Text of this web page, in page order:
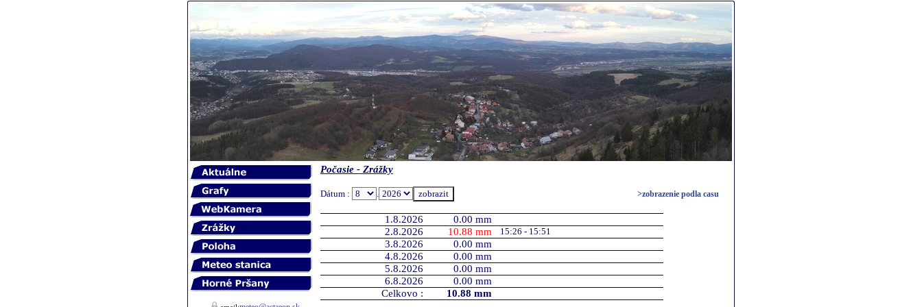
Počasie - Zrážky
Dátum : . >zobrazenie podla casu
1.8.2026
0.00 mm
2.8.2026
10.88 mm 15:26 - 15:51
3.8.2026
0.00 mm
4.8.2026
0.00 mm
5.8.2026
0.00 mm
6.8.2026
0.00 mm
Celkovo :
10.88 mm